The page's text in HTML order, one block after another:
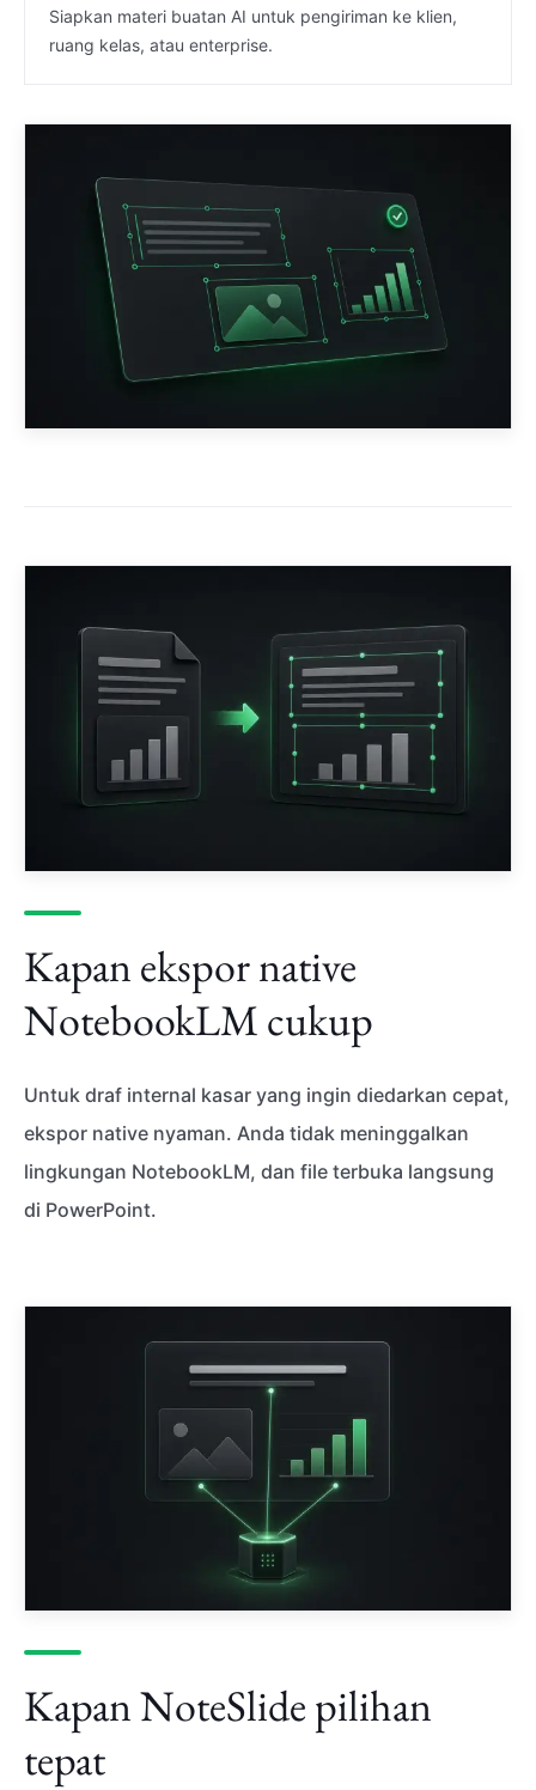
Siapkan materi buatan AI untuk pengiriman ke klien,
ruang kelas, atau enterprise.
Kapan ekspor native
NotebookLM cukup
Untuk draf internal kasar yang ingin diedarkan cepat,
ekspor native nyaman. Anda tidak meninggalkan
lingkungan NotebookLM, dan file terbuka langsung
di PowerPoint.
Kapan NoteSlide pilihan
tepat